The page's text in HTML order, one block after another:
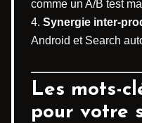
comme un A/B test
Synergie inter-
Android et Search
Les mots-
pour votre